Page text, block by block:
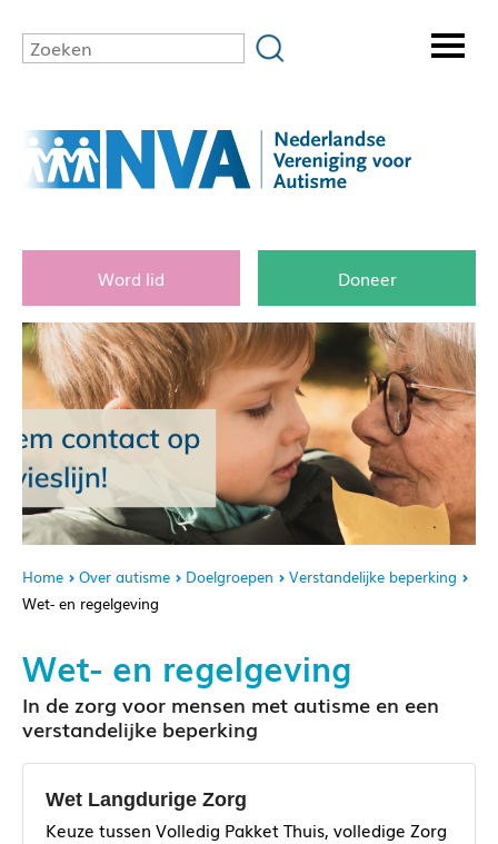
Word lid Doneer
Home Over autisme Doelgroepen
Verstandelijke beperking
Wet- en regelgeving
Wet- en regelgeving
In de zorg voor mensen met autisme en een
verstandelijke beperking
Wet Langdurige Zorg
Keuze tussen Volledig Pakket Thuis, volledige Zorg